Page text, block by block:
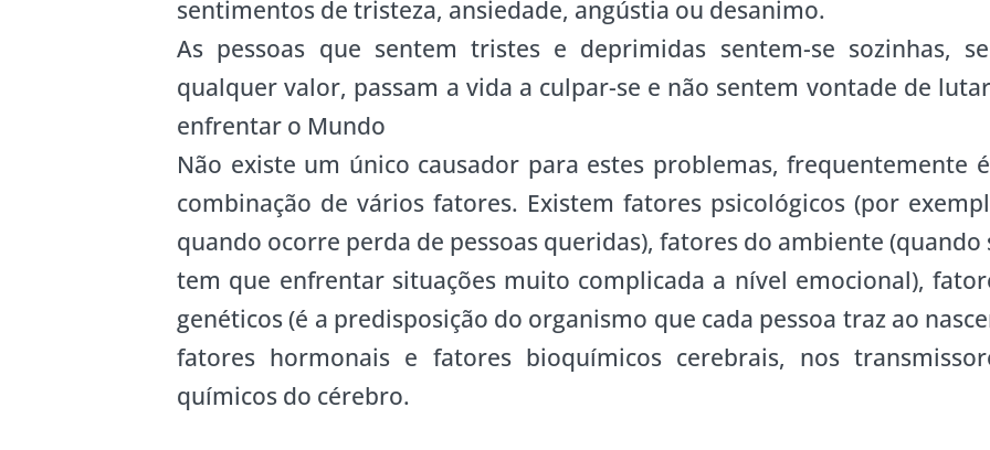
sentimentos de tristeza, ansiedade, angústia ou desanimo.
As pessoas que sentem tristes e deprimidas sentem-se sozinhas,
qualquer valor, passam a vida a culpar-se e não sentem vontade de
enfrentar o Mundo
Não existe um único causador para estes problemas, frequentemente
combinação de vários fatores. Existem fatores psicológicos (por
quando ocorre perda de pessoas queridas), fatores do ambiente (quando
tem que enfrentar situações muito complicada a nível emocional),
genéticos (é a predisposição do organismo que cada pessoa traz ao
fatores hormonais e fatores bioquímicos cerebrais, nos
químicos do cérebro.